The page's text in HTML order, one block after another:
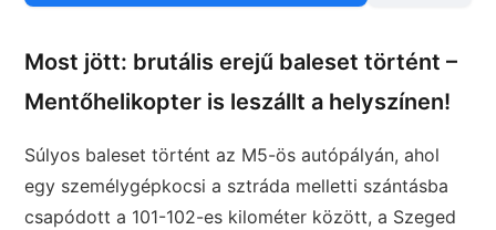
Most jött: brutális erejű baleset történt –
Mentőhelikopter is leszállt a helyszínen!
Súlyos baleset történt az M5-ös autópályán, ahol
egy személygépkocsi a sztráda melletti szántásba
csapódott a 101-102-es kilométer között, a Szeged